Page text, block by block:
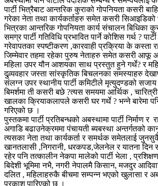
पार्टी भित्रैबाट आन्तरिक कुराको गोपनियता कसरी
गरेका नेता तथा कार्यकर्ताहरु समेत कसरी सिआइडिको
भित्रका आन्तरिक गोपनियता कार्य संचालन बिधिका
समग्र पार्टी गतिविधि प्रभावित पार्ने कोशिस गर्थ ?
गरेवापतका स्पष्टीकरण ,कारवाही प्रक्रिया के कस्ता
जिम्मेवार तहमा रहेका पुरुष नेताहरु समेत कसरी आफू
महिला उपर यौन आशयका साथ प्रस्तुत हुने गर्थे? र
दुव्र्यवहार जस्ता सांस्कृतिक बिचलनका समस्याहरु
संलग्न उपर स्थानीय पार्टी कमिटीले मृत्युदण्डको
बिमर्शमा ती कसरी बछे ?त्यस समयमा आर्थिक ,
खालका क्रियाकलापले कसरी घर गर्थे ? भन्ने बारेमा
गरिएको छ ।
पुस्तकमा पार्टी प्रतिबन्धको अबस्थामा पार्टी निर्माण र
अगाडि बढाउनेक्रममा पंचायती ब्यबस्था अन्तर्गतको
त्यसका नेता तथा कार्यकर्ता र समर्थक समेतलाई
खानतलासी ,निगरानी, धरकपड,जेलनेल र यातना दिन
रहेर पनि तत्कालीन नेकपा मालेको पार्टी भेला ,
बिदेशी भूमिमा नभै, नगरी नेपालमै किसान, मजदुर
दलित , महिलाहरुकै बीचमा सम्पन्न भएको खुलासा र
प्रकाश पारिएको छ ।